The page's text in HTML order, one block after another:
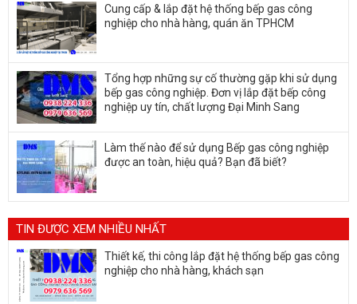
Cung cấp & lắp đặt hệ thống bếp gas công
nghiệp cho nhà hàng, quán ăn TPHCM
Tổng hợp những sự cố thường gặp khi sử dụng
bếp gas công nghiệp. Đơn vị lắp đặt bếp công
nghiệp uy tín, chất lượng Đại Minh Sang
Làm thế nào để sử dụng Bếp gas công nghiệp
được an toàn, hiệu quả? Bạn đã biết?
TIN ĐƯỢC XEM NHIỀU NHẤT
Thiết kế, thi công lắp đặt hệ thống bếp gas công
nghiệp cho nhà hàng, khách sạn